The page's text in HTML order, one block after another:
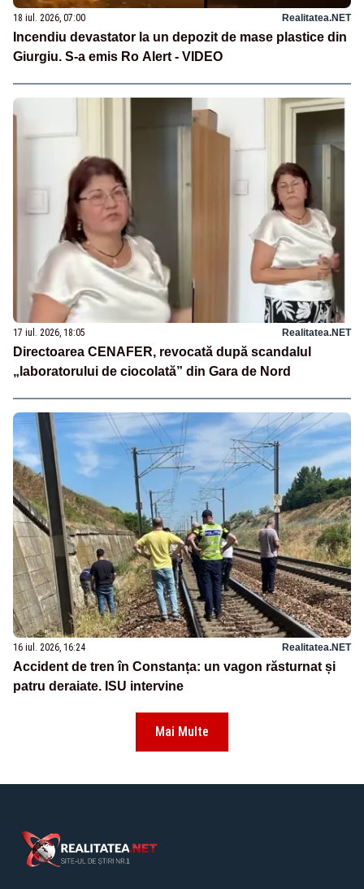
18 iul. 2026, 07:00 Realitatea.NET
Incendiu devastator la un depozit de mase plastice din
Giurgiu. S-a emis Ro Alert - VIDEO
17 iul. 2026, 18:05 Realitatea.NET
Directoarea CENAFER, revocată după scandalul
„laboratorului de ciocolată” din Gara de Nord
16 iul. 2026, 16:24 Realitatea.NET
Accident de tren în Constanța: un vagon răsturnat și
patru deraiate. ISU intervine
Mai Multe